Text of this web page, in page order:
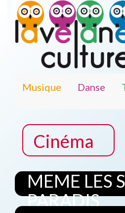
Musique Danse
Cinéma
MEME LES
PARADIS